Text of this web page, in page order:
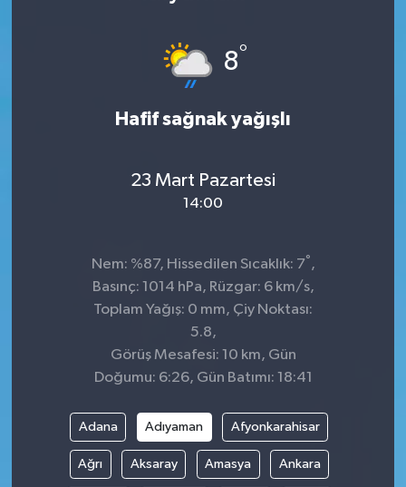
8°
Hafif sağnak yağışlı
23 Mart Pazartesi
14:00
Nem: %87, Hissedilen Sıcaklık: 7° ,
Basınç: 1014 hPa, Rüzgar: 6 km/s,
Toplam Yağış: 0 mm, Çiy Noktası:
5.8,
Görüş Mesafesi: 10 km, Gün
Doğumu: 6:26, Gün Batımı: 18:41
Adana Adıyaman Afyonkarahisar
Ağrı Aksaray Amasya Ankara
SİVİL TOPLUM
SOSYAL YAŞAM
ULUSAL HABERLER